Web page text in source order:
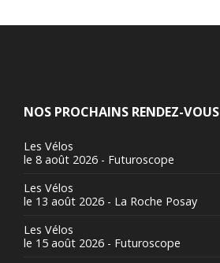
NOS PROCHAINS RENDEZ-VOUS
Les Vélos
le 8 août 2026 - Futuroscope
Les Vélos
le 13 août 2026 - La Roche Posay
Les Vélos
le 15 août 2026 - Futuroscope